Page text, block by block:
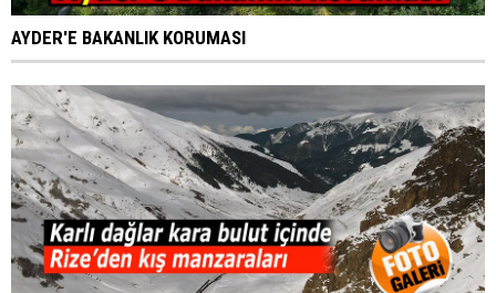
AYDER'E BAKANLIK KORUMASI